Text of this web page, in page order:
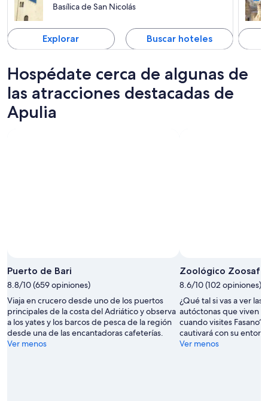
Basílica de San Nicolás
Explorar Buscar hoteles
Hospédate cerca de algunas de
las atracciones destacadas de
Apulia
Puerto de Bari
8.8/10 (659 opiniones)
Viaja en crucero desde uno de los puertos
principales de la costa del Adriático y observa
a los yates y los barcos de pesca de la región
desde una de las encantadoras cafeterías.
Ver menos
Zoológico
8.6/10 (102 opiniones)
¿Qué tal si vas a ver las
autóctonas que viven
cuando visites Fasano?
cautivará con su
Ver menos